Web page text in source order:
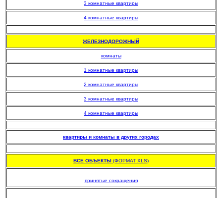
3 комнатные квартиры
4 комнатные квартиры
ЖЕЛЕЗНОДОРОЖНЫЙ
комнаты
1 комнатные квартиры
2 комнатные квартиры
3 комнатные квартиры
4 комнатные квартиры
квартиры и комнаты в других городах
ВСЕ ОБЪЕКТЫ (ФОРМАТ XLS)
принятые сокращения